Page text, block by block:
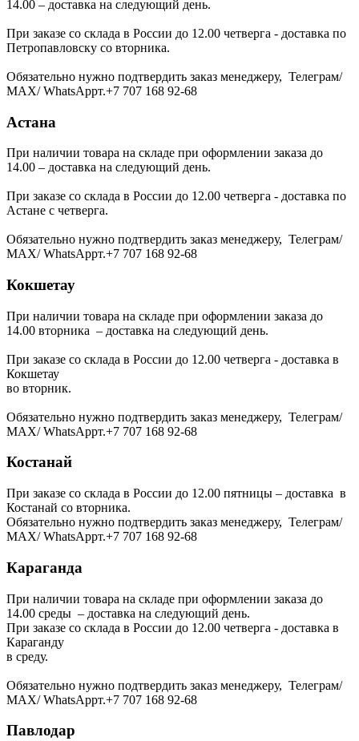
14.00 – доставка на следующий день.
При заказе со склада в России до 12.00 четверга - доставка по
Петропавловску со вторника.
Обязательно нужно подтвердить заказ менеджеру, Телеграм/
МАХ/ WhatsAppт.+7 707 168 92-68
Астана
При наличии товара на складе при оформлении заказа до
14.00 – доставка на следующий день.
При заказе со склада в России до 12.00 четверга - доставка по
Астане с четверга.
Обязательно нужно подтвердить заказ менеджеру, Телеграм/
МАХ/ WhatsAppт.+7 707 168 92-68
Кокшетау
При наличии товара на складе при оформлении заказа до
14.00 вторника – доставка на следующий день.
При заказе со склада в России до 12.00 четверга - доставка в
Кокшетау
во вторник.
Обязательно нужно подтвердить заказ менеджеру, Телеграм/
МАХ/ WhatsAppт.+7 707 168 92-68
Костанай
При заказе со склада в России до 12.00 пятницы – доставка в
Костанай со вторника.
Обязательно нужно подтвердить заказ менеджеру, Телеграм/
МАХ/ WhatsAppт.+7 707 168 92-68
Караганда
При наличии товара на складе при оформлении заказа до
14.00 среды – доставка на следующий день.
При заказе со склада в России до 12.00 четверга - доставка в
Караганду
в среду.
Обязательно нужно подтвердить заказ менеджеру, Телеграм/
МАХ/ WhatsAppт.+7 707 168 92-68
Павлодар